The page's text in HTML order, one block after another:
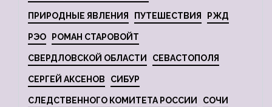
ПРИРОДНЫЕ ЯВЛЕНИЯ ПУТЕШЕСТВИЯ РЖД
РЭО РОМАН СТАРОВОЙТ
СВЕРДЛОВСКОЙ ОБЛАСТИ СЕВАСТОПОЛЯ
СЕРГЕЙ АКСЕНОВ СИБУР
СЛЕДСТВЕННОГО КОМИТЕТА РОССИИ СОЧИ